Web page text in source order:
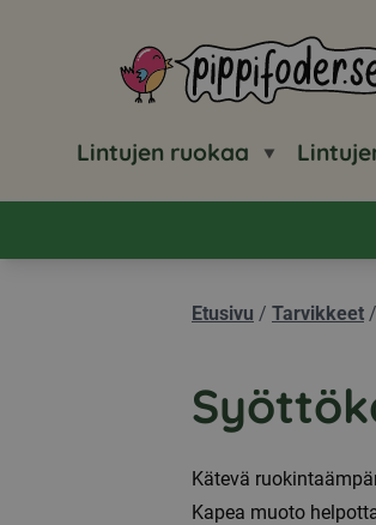
Pippifoder logo
Lintujen ruokaa
Etusivu / Tarvikkeet /
Kätevä
Kapea muoto